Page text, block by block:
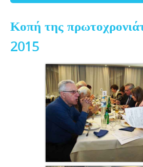
ΙΣΤΟΡΙΚΟ
ΓΛΑΥΚΑ
ΔΙΟΙΚΗΤΙΚΟ ΣΥΜΒΟΥΛΙΟ
Κοπή της
2015